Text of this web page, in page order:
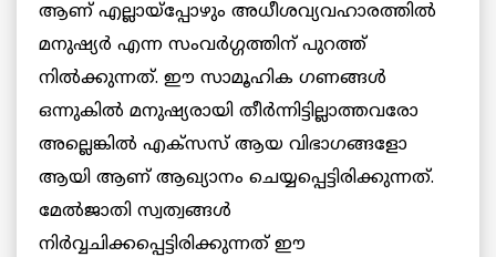
ആണ് എല്ലായ്‌പ്പോഴും അധീശവ്യവഹാരത്തില്‍
മനുഷ്യര്‍ എന്ന സംവര്‍ഗ്ഗത്തിന് പുറത്ത്
നില്‍ക്കുന്നത്. ഈ സാമൂഹിക ഗണങ്ങള്‍
ഒന്നുകില്‍ മനുഷ്യരായി തീര്‍ന്നിട്ടില്ലാത്തവരോ
അല്ലെങ്കില്‍ എക്‌സസ് ആയ വിഭാഗങ്ങളോ
ആയി ആണ് ആഖ്യാനം ചെയ്യപ്പെട്ടിരിക്കുന്നത്.
മേല്‍ജാതി സ്വത്വങ്ങള്‍
നിര്‍വ്വചിക്കപ്പെട്ടിരിക്കുന്നത് ഈ